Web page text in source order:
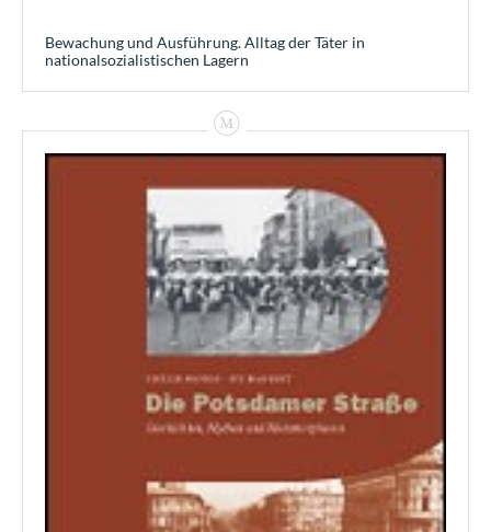
Bewachung und Ausführung. Alltag der Täter in
nationalsozialistischen Lagern